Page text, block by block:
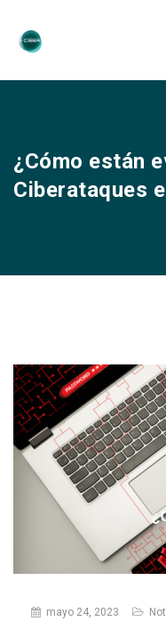
¿Cómo están
Ciberataques
mayo 24, 2023